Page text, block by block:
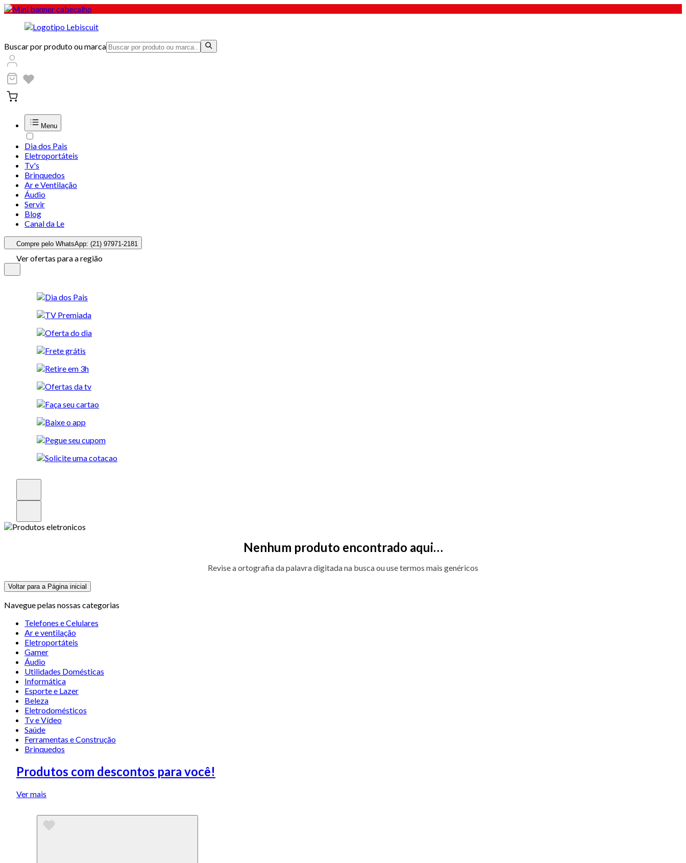
Buscar por produto ou marca
Menu
Dia dos Pais
Eletroportáteis
Tv's
Brinquedos
Ar e Ventilação
Áudio
Servir
Blog
Canal da Le
Compre pelo WhatsApp: (21) 97971-2181
Ver ofertas para a região
Nenhum produto encontrado aqui…
Revise a ortografia da palavra digitada na busca ou use termos mais genéricos
Voltar para a Página inicial
Navegue pelas nossas categorias
Telefones e Celulares
Ar e ventilação
Eletroportáteis
Gamer
Áudio
Utilidades Domésticas
Informática
Esporte e Lazer
Beleza
Eletrodomésticos
Tv e Vídeo
Saúde
Ferramentas e Construção
Brinquedos
Produtos com descontos para você!
Ver mais